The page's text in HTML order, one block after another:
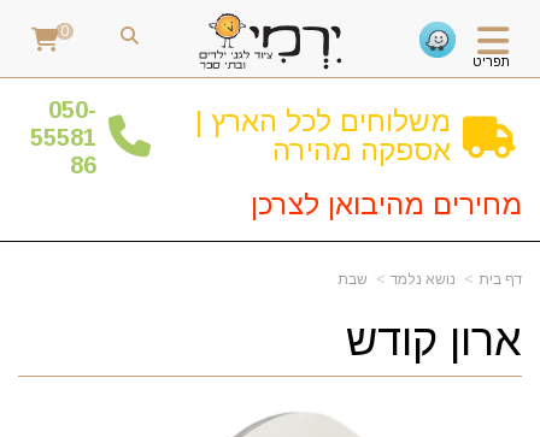
תפריט
0
משלוחים לכל הארץ |
אספקה מהירה
050-
55581
86
מחירים מהיבואן לצרכן
דף בית נושא נלמד שבת
ארון קודש